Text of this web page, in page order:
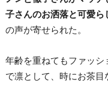
子さんのお洒落と可愛ら
の声が寄せられた。
年齢を重ねてもファッ
で凛として、時にお茶目